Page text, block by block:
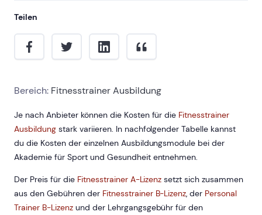
Teilen
Bereich: Fitnesstrainer Ausbildung
Je nach Anbieter können die Kosten für die Fitnesstrainer
Ausbildungstark variieren. In nachfolgender Tabelle kannst
du die Kosten der einzelnen Ausbildungsmodule bei der
Akademie für Sport und Gesundheit entnehmen.
Der Preis für die Fitnesstrainer A-Lizenz setzt sich zusammen
aus den Gebühren der Fitnesstrainer B-Lizenz , der Personal
Trainer B-Lizenzund der Lehrgangsgebühr für den